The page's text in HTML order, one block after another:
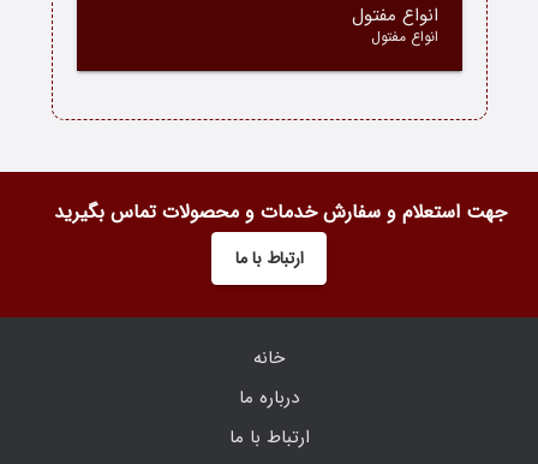
انواع مفتول
انواع مفتول
جهت استعلام و سفارش خدمات و محصولات تماس بگیرید
ارتباط با ما
خانه
درباره ما
ارتباط با ما